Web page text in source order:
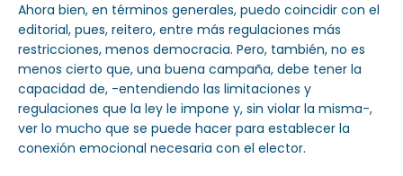
Ahora bien, en términos generales, puedo coincidir con el
editorial, pues, reitero, entre más regulaciones más
restricciones, menos democracia. Pero, también, no es
menos cierto que, una buena campaña, debe tener la
capacidad de, -entendiendo las limitaciones y
regulaciones que la ley le impone y, sin violar la misma-,
ver lo mucho que se puede hacer para establecer la
conexión emocional necesaria con el elector.